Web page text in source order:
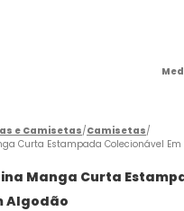
e Camisetas Camisetas
Curta Estampada Colecionável Em
Manga Curta
Algodão